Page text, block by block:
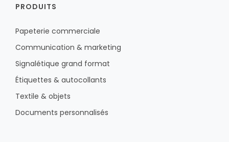
PRODUITS
Papeterie commerciale
Communication & marketing
Signalétique grand format
Étiquettes & autocollants
Textile & objets
Documents personnalisés